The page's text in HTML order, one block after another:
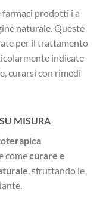
prodotti i a
naturale. Queste
per il trattamento
indicate
curarsi con rimedi
MISURA
comecurare e
, sfruttando le